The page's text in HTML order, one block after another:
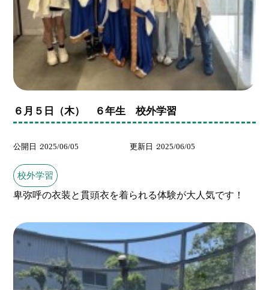
６月５日（木） ６年生 校外学習
公開日 2025/06/05 更新日 2025/06/05
校外学習
卑弥呼の衣装と貫頭衣を着られる体験が大人気です！